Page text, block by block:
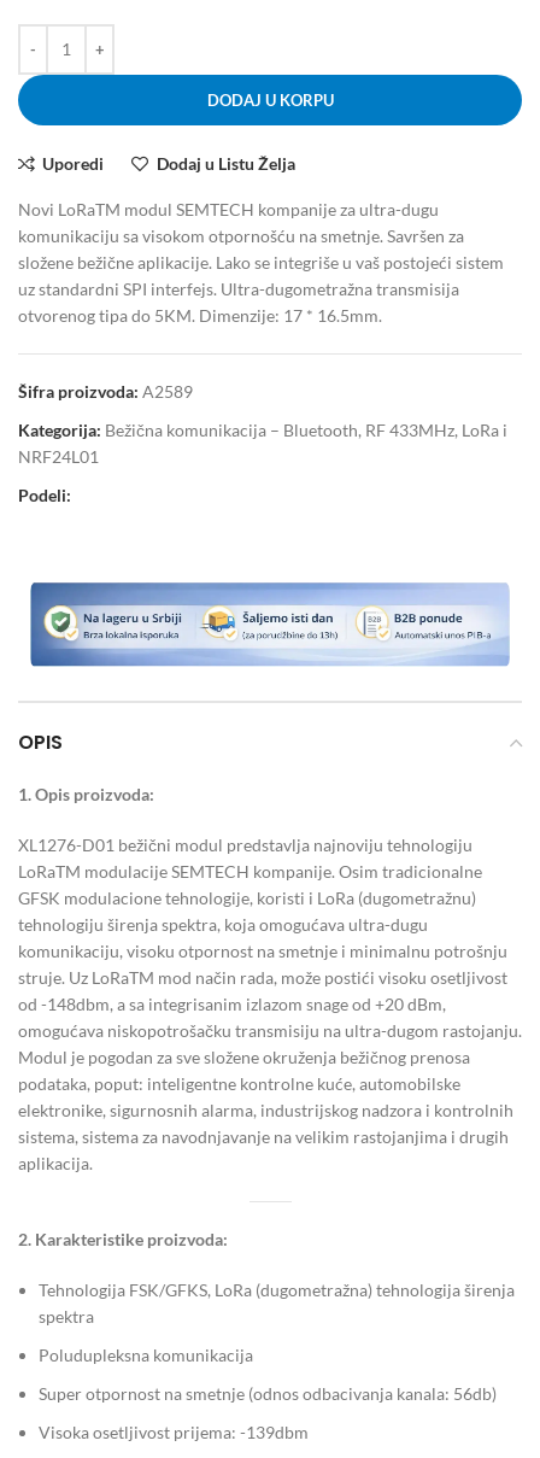
DODAJ U KORPU
Uporedi Dodaj u Listu Želja
Novi LoRaTM modul SEMTECH kompanije za ultra-dugu
komunikaciju sa visokom otpornošću na smetnje. Savršen za
složene bežične aplikacije. Lako se integriše u vaš postojeći sistem
uz standardni SPI interfejs. Ultra-dugometražna transmisija
otvorenog tipa do 5KM. Dimenzije: 17 * 16.5mm.
Šifra proizvoda: A2589
Kategorija: Bežična komunikacija – Bluetooth, RF 433MHz, LoRa i
NRF24L01
Podeli:
OPIS
1. Opis proizvoda:
XL1276-D01 bežični modul predstavlja najnoviju tehnologiju
LoRaTM modulacije SEMTECH kompanije. Osim tradicionalne
GFSK modulacione tehnologije, koristi i LoRa (dugometražnu)
tehnologiju širenja spektra, koja omogućava ultra-dugu
komunikaciju, visoku otpornost na smetnje i minimalnu potrošnju
struje. Uz LoRaTM mod način rada, može postići visoku osetljivost
od -148dbm, a sa integrisanim izlazom snage od +20 dBm,
omogućava niskopotrošačku transmisiju na ultra-dugom rastojanju.
Modul je pogodan za sve složene okruženja bežičnog prenosa
podataka, poput: inteligentne kontrolne kuće, automobilske
elektronike, sigurnosnih alarma, industrijskog nadzora i kontrolnih
sistema, sistema za navodnjavanje na velikim rastojanjima i drugih
aplikacija.
2. Karakteristike proizvoda:
Tehnologija FSK/GFKS, LoRa (dugometražna) tehnologija širenja
spektra
Poludupleksna komunikacija
Super otpornost na smetnje (odnos odbacivanja kanala: 56db)
Visoka osetljivost prijema: -139dbm